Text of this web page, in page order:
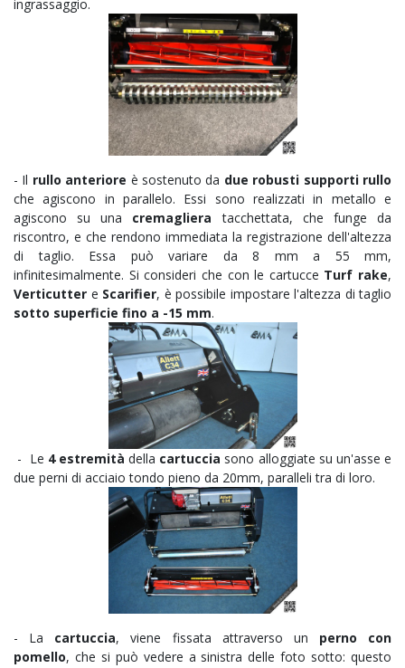
ingrassaggio.
- Il rullo anteriore è sostenuto da due robusti supporti rullo
che agiscono in parallelo. Essi sono realizzati in metallo e
agiscono su una cremaglieratacchettata, che funge da
riscontro, e che rendono immediata la registrazione dell'altezza
di taglio. Essa può variare da 8 mm a 55 mm,
infinitesimalmente. Si consideri che con le cartucce Turf rake,
Verticutter e Scarifier, è possibile impostare l'altezza di taglio
sotto superficie fino a -15 mm.
- Le 4 estremità della cartuccia sono alloggiate su un'asse e
due perni di acciaio tondo pieno da 20mm, paralleli tra di loro.
- La cartuccia, viene fissata attraverso un perno con
pomello, che si può vedere a sinistra delle foto sotto: questo